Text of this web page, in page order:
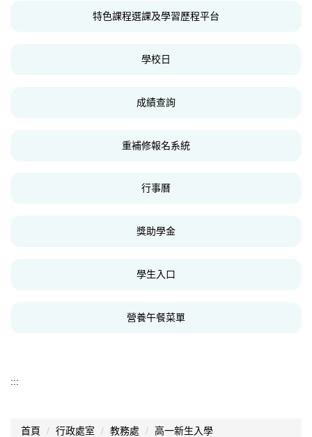
校外人士協助教學或活動要點
特色課程選課及學習歷程平台
學校日
成績查詢
重補修報名系統
行事曆
獎助學金
學生入口
營養午餐菜單
:::
首頁 行政處室 教務處 高一新生入學